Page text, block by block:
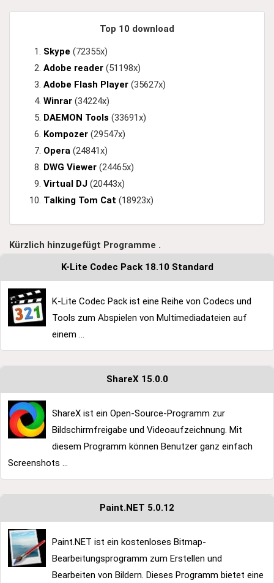
Top 10 download
Skype (72355x)
Adobe reader (51198x)
Adobe Flash Player (35627x)
Winrar (34224x)
DAEMON Tools (33691x)
Kompozer (29547x)
Opera (24841x)
DWG Viewer (24465x)
Virtual DJ (20443x)
Talking Tom Cat (18923x)
Kürzlich hinzugefügt Programme .
K-Lite Codec Pack 18.10 Standard
K-Lite Codec Pack ist eine Reihe von Codecs und
Tools zum Abspielen von Multimediadateien auf
einem ...
ShareX 15.0.0
ShareX ist ein Open-Source-Programm zur
Bildschirmfreigabe und Videoaufzeichnung. Mit
diesem Programm können Benutzer ganz einfach
Screenshots ...
Paint.NET 5.0.12
Paint.NET ist ein kostenloses Bitmap-
Bearbeitungsprogramm zum Erstellen und
Bearbeiten von Bildern. Dieses Programm bietet eine